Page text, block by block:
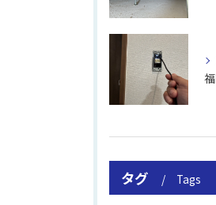
タグ Tags